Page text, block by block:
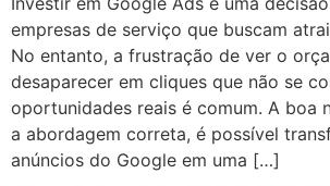
empresas de serviço que buscam
No entanto, a frustração de ver o
desaparecer em cliques que não se
oportunidades reais é comum. A boa
a abordagem correta, é possível
anúncios do Google em uma […]